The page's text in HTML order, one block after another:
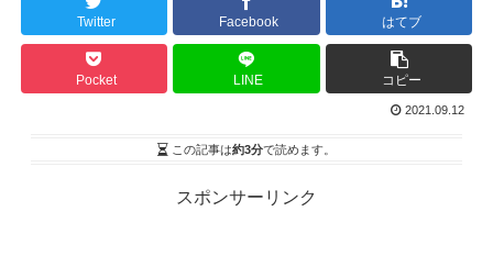
Twitter Facebook はてブ
Pocket LINE コピー
2021.09.12
この記事は約3分で読めます。
スポンサーリンク